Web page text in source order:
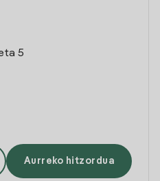
5
Aurreko hitzordua